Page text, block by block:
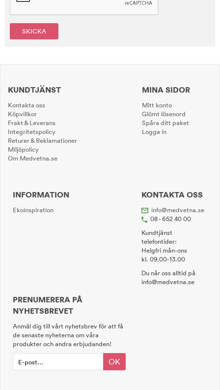
SKICKA
KUNDTJÄNST
Kontakta oss
Köpvillkor
Frakt & Leverans
Integritetspolicy
Returer & Reklamationer
Miljöpolicy
Om Medvetna.se
MINA SIDOR
Mitt konto
Glömt lösenord
Spåra ditt paket
Logga in
INFORMATION
Ekoinspiration
KONTAKTA OSS
info@medvetna.se
08 - 652 40 00
Kundtjänst
telefontider:
Helgfri mån-ons
kl. 09.00-13.00
Du når oss alltid på
info@medvetna.se
PRENUMERERA PÅ
NYHETSBREVET
Anmäl dig till vårt nyhetsbrev för att få
de senaste nyheterna om våra
produkter och andra erbjudanden!
OK